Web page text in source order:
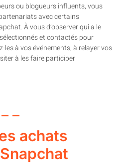
ou blogueurs influents, vous
avec certains
À vous d’observer qui a le
et contactés pour
les à vos événements, à relayer vos
à les faire participer
achats